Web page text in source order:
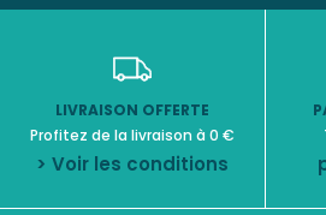
LIVRAISON OFFERTE
Profitez de la livraison à 0 €
> Voir les conditions